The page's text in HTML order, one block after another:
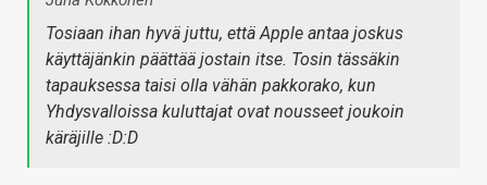
Tosiaan ihan hyvä juttu, että Apple antaa joskus
käyttäjänkin päättää jostain itse. Tosin tässäkin
tapauksessa taisi olla vähän pakkorako, kun
Yhdysvalloissa kuluttajat ovat nousseet joukoin
käräjille :D:D